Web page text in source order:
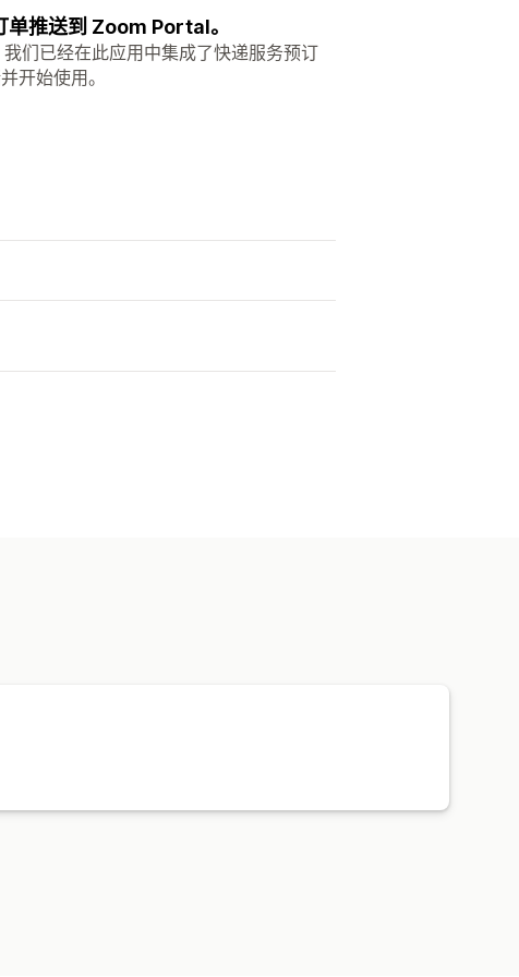
推送到 Zoom Portal。
们已经在此应用中集成了快递服务预订
开始使用。